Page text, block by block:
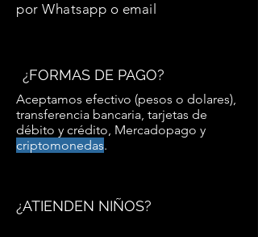
por Whatsapp o email
¿FORMAS DE PAGO?
Aceptamos efectivo (pesos o dolares),
transferencia bancaria, tarjetas de
débito y crédito, Mercadopago y
criptomonedas.
¿ATIENDEN NIÑOS?